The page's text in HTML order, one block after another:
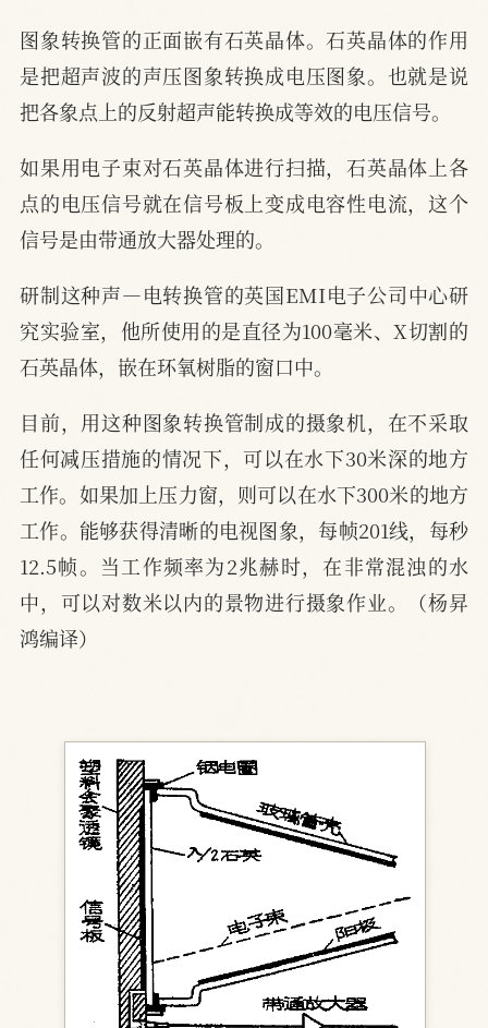
图象转换管的正面嵌有石英晶体。石英晶体的作用
是把超声波的声压图象转换成电压图象。也就是说
把各象点上的反射超声能转换成等效的电压信号。
如果用电子束对石英晶体进行扫描，石英晶体上各
点的电压信号就在信号板上变成电容性电流，这个
信号是由带通放大器处理的。
研制这种声—电转换管的英国EMI电子公司中心研
究实验室，他所使用的是直径为100毫米、X切割的
石英晶体，嵌在环氧树脂的窗口中。
目前，用这种图象转换管制成的摄象机，在不采取
任何减压措施的情况下，可以在水下30米深的地方
工作。如果加上压力窗，则可以在水下300米的地方
工作。能够获得清晰的电视图象，每帧201线，每秒
12.5帧。当工作频率为2兆赫时，在非常混浊的水
中，可以对数米以内的景物进行摄象作业。（杨昇
鸿编译）